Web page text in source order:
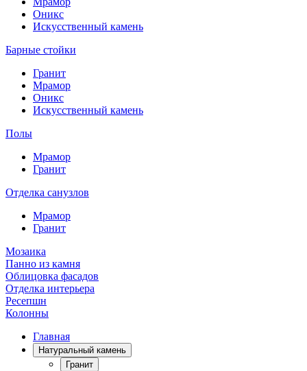
Оникс
Искусственный камень
Барные стойки
Гранит
Мрамор
Оникс
Искусственный камень
Полы
Мрамор
Гранит
Отделка санузлов
Мрамор
Гранит
Мозаика
Панно из камня
Облицовка фасадов
Отделка интерьера
Ресепшн
Колонны
Главная
Натуральный камень
Гранит